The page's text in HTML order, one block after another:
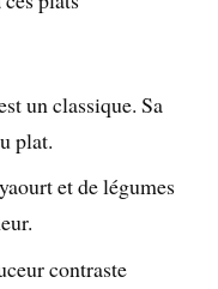
un classique. Sa
plat.
et de légumes
contraste